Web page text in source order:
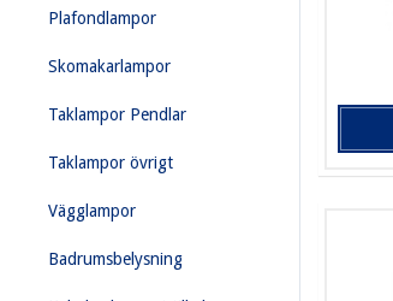
Plafondlampor
Skomakarlampor
Taklampor Pendlar
Taklampor övrigt
Vägglampor
Badrumsbelysning